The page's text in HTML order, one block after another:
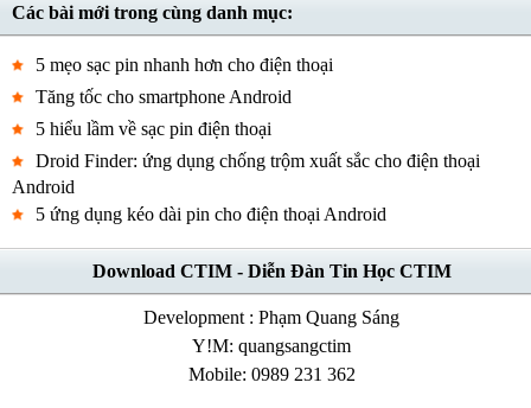
Các bài mới trong cùng danh mục:
5 mẹo sạc pin nhanh hơn cho điện thoại
Tăng tốc cho smartphone Android
5 hiểu lầm về sạc pin điện thoại
Droid Finder: ứng dụng chống trộm xuất sắc cho điện thoại
Android
5 ứng dụng kéo dài pin cho điện thoại Android
Download CTIM - Diễn Đàn Tin Học CTIM
Development : Phạm Quang Sáng
Y!M: quangsangctim
Mobile: 0989 231 362